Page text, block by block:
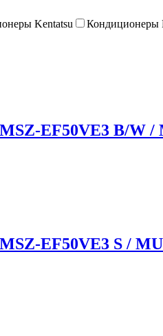
Kentatsu Кондиционеры
EF50VE3 B/W /
EF50VE3 S /